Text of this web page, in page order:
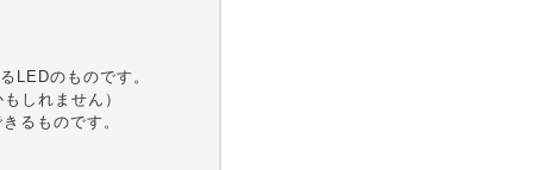
LEDのものです。
しれません）
るものです。